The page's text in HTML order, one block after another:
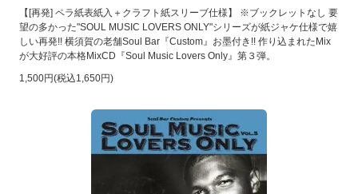
【[再発] ペラ紙表紙入＋クラフト紙スリーブ仕様】 ※ブックレットなし 要
望の多かった"SOUL MUSIC LOVERS ONLY"シリーズが紙ジャケ仕様で嬉
しい再発!! 横須賀の老舗Soul Bar『Custom』お墨付き!! 作り込まれたMix
が大好評の本格MixCD『Soul Music Lovers Only』第３弾。
1,500円(税込1,650円)